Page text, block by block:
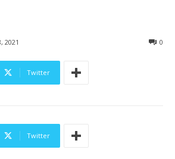
2021 0
Twitter
Twitter